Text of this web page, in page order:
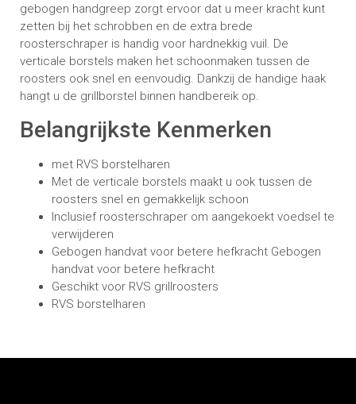
gebogen handgreep zorgt ervoor dat u meer kracht kunt
zetten bij het schrobben en de extra brede
roosterschraper is handig voor hardnekkig vuil. De
verticale borstels maken het schoonmaken tussen de
roosters ook snel en eenvoudig. Dankzij de handige haak
hangt u de grillborstel binnen handbereik op.
Belangrijkste Kenmerken
met RVS borstelharen
Met de verticale borstels maakt u ook tussen de
roosters snel en gemakkelijk schoon
Inclusief roosterschraper om aangekoekt voedsel te
verwijderen
Gebogen handvat voor betere hefkracht Gebogen
handvat voor betere hefkracht
Geschikt voor RVS grillroosters
RVS borstelharen